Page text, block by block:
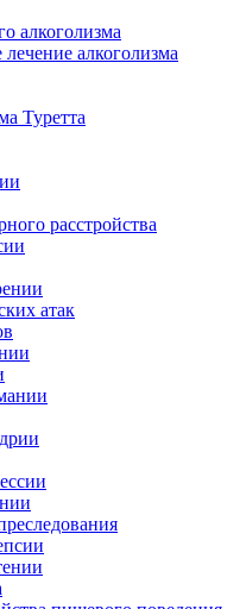
алкоголизма
алкоголизма
Туретта
расстройства
атак